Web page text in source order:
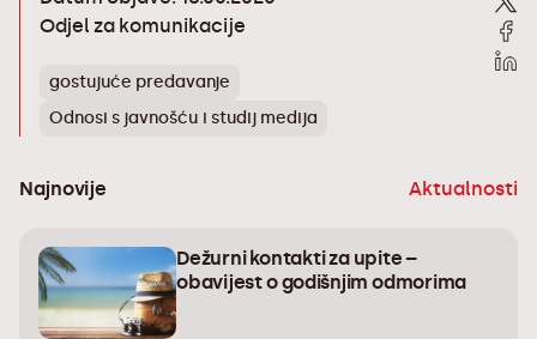
Odjel za komunikacije
gostujuće predavanje
Odnosi s javnošću i studij medija
Najnovije Aktualnosti
Dežurni kontakti za upite –
obavijest o godišnjim odmorima